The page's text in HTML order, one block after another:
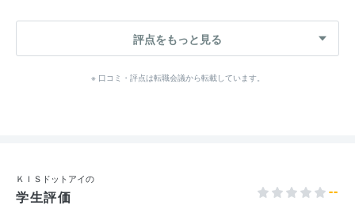
評点をもっと見る
※ 口コミ・評点は転職会議から転載しています。
ＫＩＳドットアイの
学生評価 --